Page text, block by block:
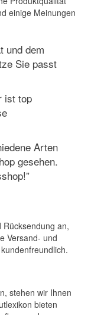
einige Meinungen
und dem
Sie passt
ist top
Arten
gesehen.
an,
Versand- und
stehen wir Ihnen
bieten